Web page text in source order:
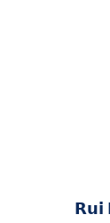
𝗥𝘂𝗶